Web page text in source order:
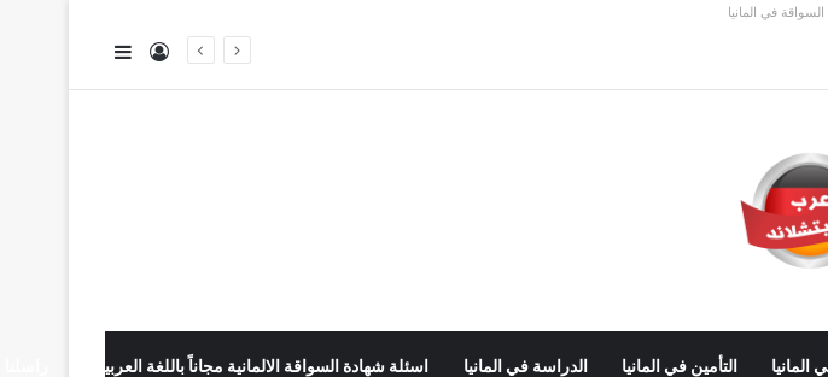
في المانيا
تسجيل الدخول
المانيا التأمين في المانيا الدراسة في المانيا اسئلة شهادة السواقة الالمانية مجاناً باللغة العربية